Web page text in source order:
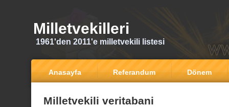
Milletvekilleri
1961'den 2011'e milletvekili listesi
Anasayfa Referandum Dönem
Milletvekili veritabani